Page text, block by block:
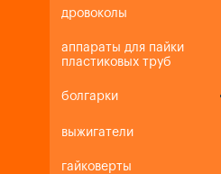
дровоколы
аппараты для пайки
пластиковых труб
болгарки
выжигатели
гайковерты